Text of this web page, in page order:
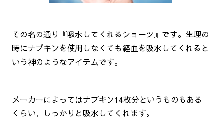
その名の通り『吸水してくれるショーツ』です。生理の
時にナプキンを使用しなくても経血を吸水してくれると
いう神のようなアイテムです。
メーカーによってはナプキン14枚分というものもある
くらい、しっかりと吸水してくれます。